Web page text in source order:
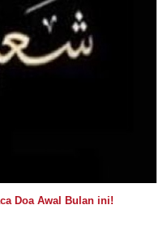
Doa Awal Bulan ini!